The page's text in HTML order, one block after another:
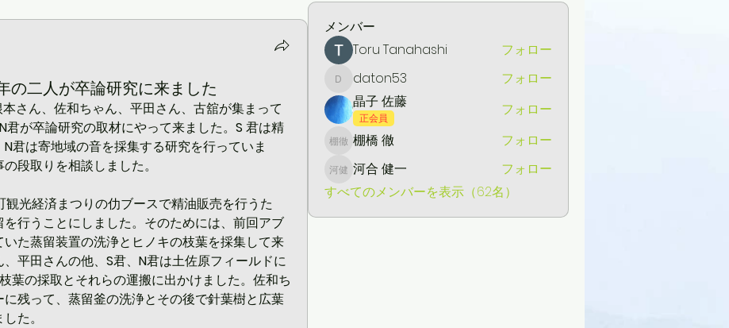
二人が卒論研究に来ました
さん、佐和ちゃん、平田さん、古舘が集まって
N君が卒論研究の取材にやって来ました。 S 君は精
N君は寄地域の音を採集する研究を行っていま
段取りを相談しました。
観光経済まつりの仂ブースで精油販売を行うた
行うことにしました。そのためには、前回アブ
た蒸留装置の洗浄とヒノキの枝葉を採集して来
平田さんの他、 S君、 N君は土佐原フィールドに
葉の採取とそれらの運搬に出かけました。佐和ち
残って、蒸留釜の洗浄とその後で針葉樹と広葉
た。
メンバー
Toru Tanahashi フォロー
daton53
daton53
フォロー
晶子 佐藤
正会員 フォロー
棚橋 徹棚橋 徹 フォロー
河合 健一
河合 健一
フォロー
すべてのメンバーを表示（62名）